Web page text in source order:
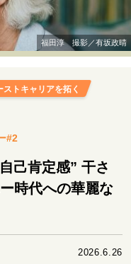
挫折からの再起
福田淳 撮影／有坂政晴
ストキャリアを拓く
#2
己肯定感” 干さ
時代への華麗な
2026.6.26